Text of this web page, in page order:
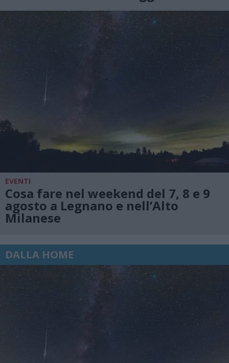
EVENTI
Cosa fare nel weekend del 7, 8 e 9
agosto a Legnano e nell’Alto
Milanese
DALLA HOME